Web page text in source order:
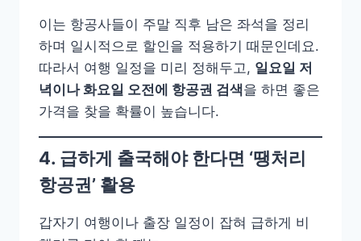
이는 항공사들이 주말 직후 남은 좌석을 정리
하며 일시적으로 할인을 적용하기 때문인데요.
따라서 여행 일정을 미리 정해두고, 일요일 저
녁이나 화요일 오전에 항공권 검색을 하면 좋은
가격을 찾을 확률이 높습니다.
4. 급하게 출국해야 한다면 ‘땡처리
항공권’ 활용
갑자기 여행이나 출장 일정이 잡혀 급하게 비